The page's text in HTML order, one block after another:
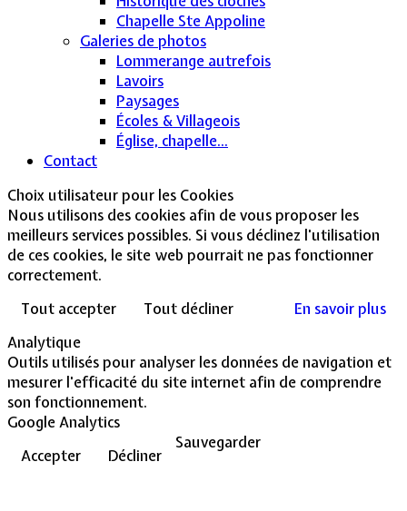
Chapelle Ste Appoline
Galeries de photos
Lommerange autrefois
Lavoirs
Paysages
Écoles & Villageois
Église, chapelle...
Contact
Choix utilisateur pour les Cookies
Nous utilisons des cookies afin de vous proposer les
meilleurs services possibles. Si vous déclinez l'utilisation
de ces cookies, le site web pourrait ne pas fonctionner
correctement.
Tout accepter
Tout décliner
En savoir plus
Analytique
Outils utilisés pour analyser les données de navigation et
mesurer l'efficacité du site internet afin de comprendre
son fonctionnement.
Google Analytics
Accepter
Décliner
Sauvegarder